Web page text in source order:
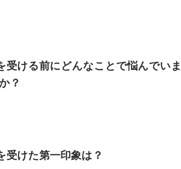
受ける前にどんなことで悩んでい
？
受けた第一印象は？